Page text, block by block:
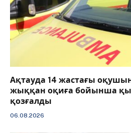
Ақтауда 14 жастағы
жыққан оқиға бойынша
қозғалды
06.08.2026